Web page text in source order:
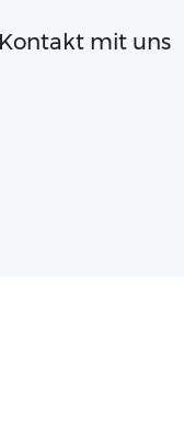
mit uns